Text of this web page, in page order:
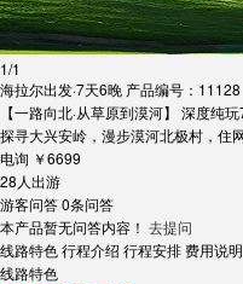
1/1
海拉尔出发·7天6晚 产品编号：11128
【一路向北·从草原到漠河】 深度纯
探寻大兴安岭，漫步漠河北极村，住
电询 ￥6699
28人出游
游客问答0条问答
本产品暂无问答内容！ 去提问
线路特色行程介绍 行程安排 费用说明
线路特色